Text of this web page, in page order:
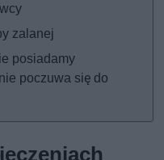
zalanej
posiadamy
poczuwa się do